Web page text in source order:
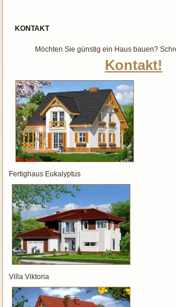
KONTAKT
Möchten Sie günstig ein Haus bauen?
Kontakt!
Fertighaus Eukalyptus
Villa Viktoria